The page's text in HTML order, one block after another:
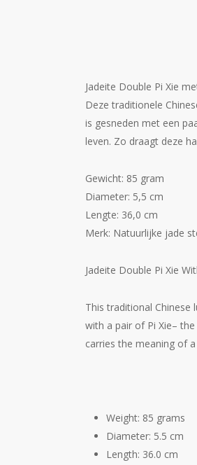
Jadeite Double Pi Xie
Deze traditionele
is gesneden met een
leven. Zo draagt deze
Gewicht: 85 gram
Diameter: 5,5 cm
Lengte: 36,0 cm
Merk: Natuurlijke jade
Jadeite Double Pi Xie
This traditional Chinese
with a pair of Pi Xie–
carries the meaning of
Weight: 85 grams
Diameter: 5.5 cm
Length: 36.0 cm